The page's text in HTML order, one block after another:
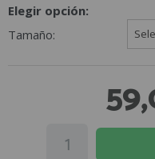
Tiempo Libre
Submarinismo
INFORMACION
Únete ya a los mas
Elegir opción:
Tamaño: